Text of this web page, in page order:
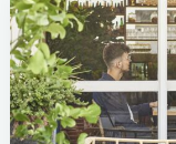
Entérostoma-
Thérapeutes